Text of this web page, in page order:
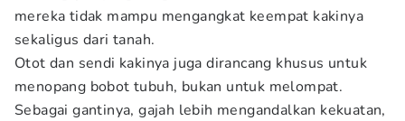
mereka tidak mampu mengangkat keempat kakinya
sekaligus dari tanah.
Otot dan sendi kakinya juga dirancang khusus untuk
menopang bobot tubuh, bukan untuk melompat.
Sebagai gantinya, gajah lebih mengandalkan kekuatan,